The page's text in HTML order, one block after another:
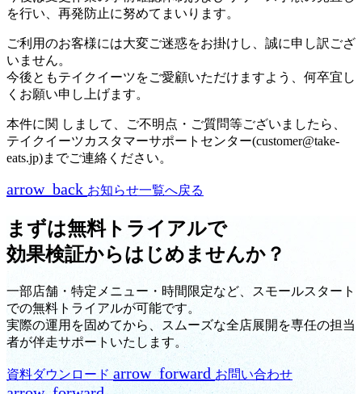
を行い、再発防止に努めてまいります。
ご利用のお客様には大変ご迷惑をお掛けし、誠に申し訳ござ
いません。
今後ともテイクイーツをご愛顧いただけますよう、何卒宜し
くお願い申し上げます。
本件に関 しまして、ご不明点・ご質問等ございましたら、
テイクイーツカスタマーサポートセンター(customer@take-
eats.jp)までご連絡ください。
arrow_back お知らせ一覧へ戻る
まずは無料トライアルで
効果検証からはじめませんか？
一部店舗・特定メニュー・時間限定など、スモールスタート
での無料トライアルが可能です。
実際の運用を固めてから、スムーズな全店展開を専任の担当
者が伴走サポートいたします。
資料ダウンロード arrow_forward お問い合わせ